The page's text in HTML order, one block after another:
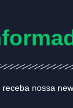
nossa